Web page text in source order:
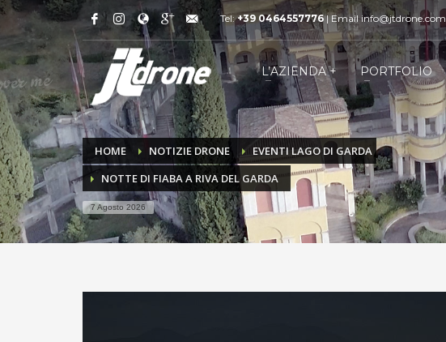
Tel:+39 0464557776| Email info@jtdrone.com
L’AZIENDA + PORTFOLIO
HOME NOTIZIE DRONE
EVENTI LAGO DI GARDA
NOTTE DI FIABA A RIVA DEL GARDA
7 Agosto 2026